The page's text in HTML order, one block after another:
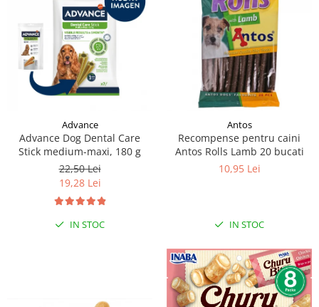
Advance
Advance Dog Dental Care
Stick medium-maxi, 180 g
22,50 Lei
19,28 Lei
IN STOC
Antos
Recompense pentru caini
Antos Rolls Lamb 20 bucati
10,95 Lei
IN STOC